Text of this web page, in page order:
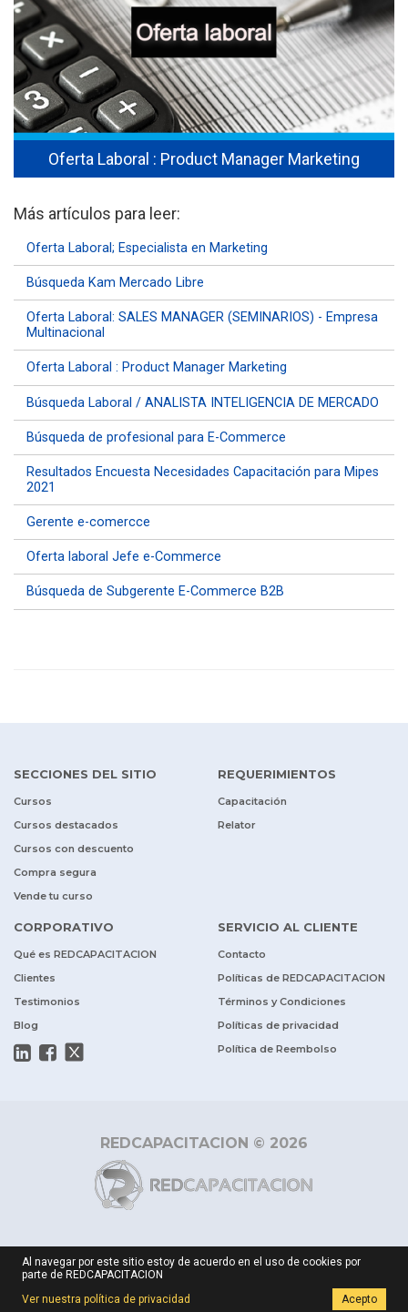
Oferta Laboral : Product Manager Marketing
Más artículos para leer:
Oferta Laboral; Especialista en Marketing
Búsqueda Kam Mercado Libre
Oferta Laboral: SALES MANAGER (SEMINARIOS) - Empresa
Multinacional
Oferta Laboral : Product Manager Marketing
Búsqueda Laboral / ANALISTA INTELIGENCIA DE MERCADO
Búsqueda de profesional para E-Commerce
Resultados Encuesta Necesidades Capacitación para Mipes
2021
Gerente e-comercce
Oferta laboral Jefe e-Commerce
Búsqueda de Subgerente E-Commerce B2B
SECCIONES DEL SITIO
Cursos
Cursos destacados
Cursos con descuento
Compra segura
Vende tu curso
REQUERIMIENTOS
Capacitación
Relator
CORPORATIVO
Qué es REDCAPACITACION
Clientes
Testimonios
Blog
SERVICIO AL CLIENTE
Contacto
Políticas de REDCAPACITACION
Términos y Condiciones
Políticas de privacidad
Política de Reembolso
REDCAPACITACION © 2026
Al navegar por este sitio estoy de acuerdo en el uso de cookies por
parte de REDCAPACITACION
Ver nuestra política de privacidad
Acepto